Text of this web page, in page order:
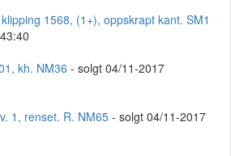
1568, (1+), oppskrapt kant. SM1
kh. NM36 - solgt 04/11-2017
1, renset. R. NM65 - solgt 04/11-2017